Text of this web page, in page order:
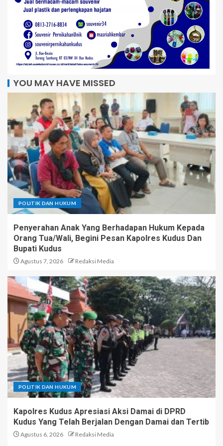
YOU MAY HAVE MISSED
POLITIK DAN HUKUM
Penyerahan Anak Yang Berhadapan Hukum Kepada
Orang Tua/Wali, Begini Pesan Kapolres Kudus Dan
Bupati Kudus
Agustus 7, 2026 Redaksi Media
POLITIK DAN HUKUM
Kapolres Kudus Apresiasi Aksi Damai di DPRD
Kudus Yang Telah Berjalan Dengan Damai dan Tertib
Agustus 6, 2026 Redaksi Media